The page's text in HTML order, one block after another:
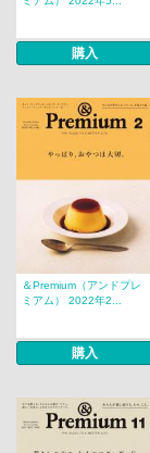
購入
＆Premium（アンドプレ
ミアム） 2022年2...
購入